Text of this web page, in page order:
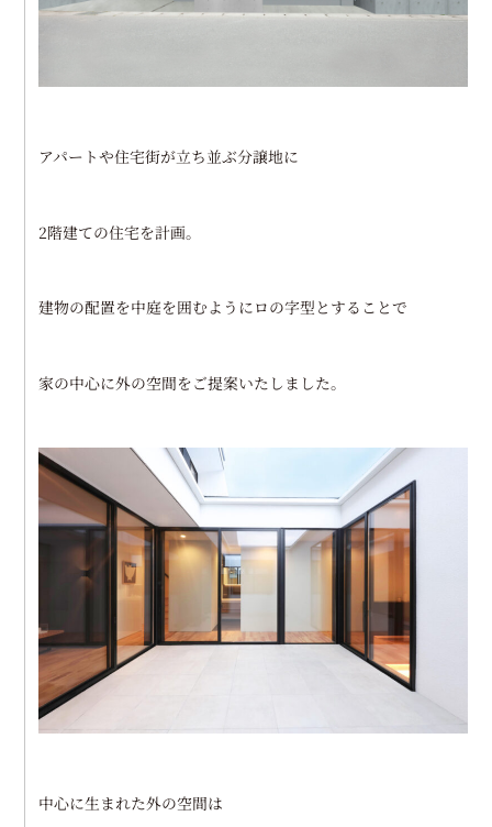
アパートや住宅街が立ち並ぶ分譲地に
2階建ての住宅を計画。
建物の配置を中庭を囲むようにロの字型とすることで
家の中心に外の空間をご提案いたしました。
中心に生まれた外の空間は